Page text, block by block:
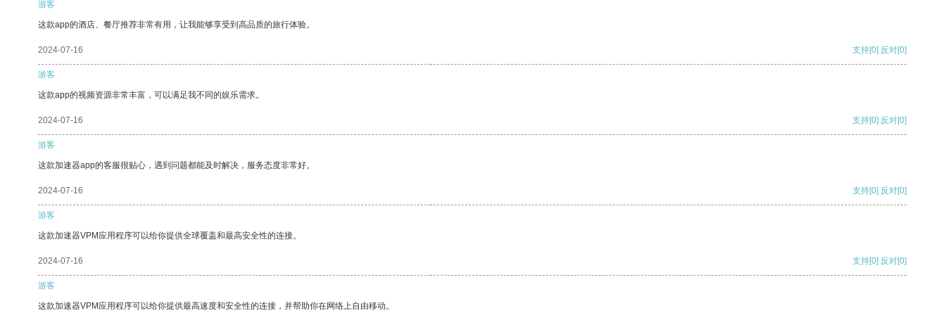
游客
这款app的酒店、餐厅推荐非常有用，让我能够享受到高品质的旅行体验。
2024-07-16 支持[0] 反对[0]
游客
这款app的视频资源非常丰富，可以满足我不同的娱乐需求。
2024-07-16 支持[0] 反对[0]
游客
这款加速器app的客服很贴心，遇到问题都能及时解决，服务态度非常好。
2024-07-16 支持[0] 反对[0]
游客
这款加速器VPM应用程序可以给你提供全球覆盖和最高安全性的连接。
2024-07-16 支持[0] 反对[0]
游客
这款加速器VPM应用程序可以给你提供最高速度和安全性的连接，并帮助你在网络上自由移动。